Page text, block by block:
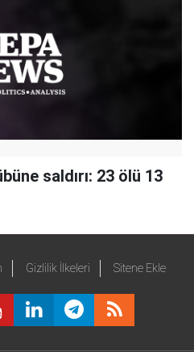
saldırı: 23 ölü 13
Gizlilik İlkeleri Sitene Ekle